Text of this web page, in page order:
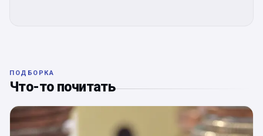
ПОДБОРКА
Что-то почитать